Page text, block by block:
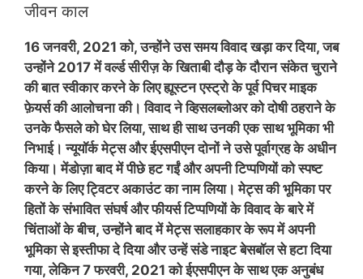
जीवन काल
16 जनवरी, 2021 को, उन्होंने उस समय विवाद खड़ा कर दिया, जब
उन्होंने 2017 में वर्ल्ड सीरीज़ के खिताबी दौड़ के दौरान संकेत चुराने
की बात स्वीकार करने के लिए ह्यूस्टन एस्ट्रो के पूर्व पिचर माइक
फ़ेयर्स की आलोचना की। विवाद ने व्हिसलब्लोअर को दोषी ठहराने के
उनके फैसले को घेर लिया, साथ ही साथ उनकी एक साथ भूमिका भी
निभाई। न्यूयॉर्क मेट्स और ईएसपीएन दोनों ने उसे पूर्वाग्रह के अधीन
किया। मेंडोज़ा बाद में पीछे हट गईं और अपनी टिप्पणियों को स्पष्ट
करने के लिए ट्विटर अकाउंट का नाम लिया। मेट्स की भूमिका पर
हितों के संभावित संघर्ष और फीयर्स टिप्पणियों के विवाद के बारे में
चिंताओं के बीच, उन्होंने बाद में मेट्स सलाहकार के रूप में अपनी
भूमिका से इस्तीफा दे दिया और उन्हें संडे नाइट बेसबॉल से हटा दिया
गया, लेकिन 7 फरवरी, 2021 को ईएसपीएन के साथ एक अनुबंध